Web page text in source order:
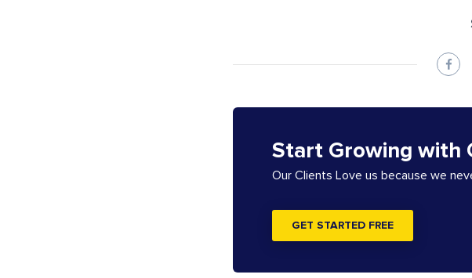
Start Growing with
Our Clients Love us because we
GET STARTED FREE